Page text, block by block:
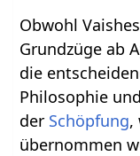
Obwohl
Grundzüge ab
die
Philosophie
der Schöpfung,
übernommen